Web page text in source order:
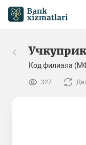
Учкуприк
Код филиала
327